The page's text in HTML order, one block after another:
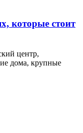
которые стоит
центр,
дома, крупные